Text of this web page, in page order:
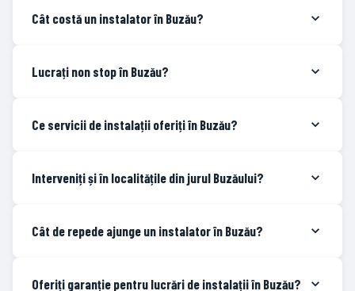
Cât costă un instalator în Buzău?
Lucrați non stop în Buzău?
Ce servicii de instalații oferiți în Buzău?
Interveniți și în localitățile din jurul Buzăului?
Cât de repede ajunge un instalator în Buzău?
Oferiți garanție pentru lucrări de instalații în Buzău?